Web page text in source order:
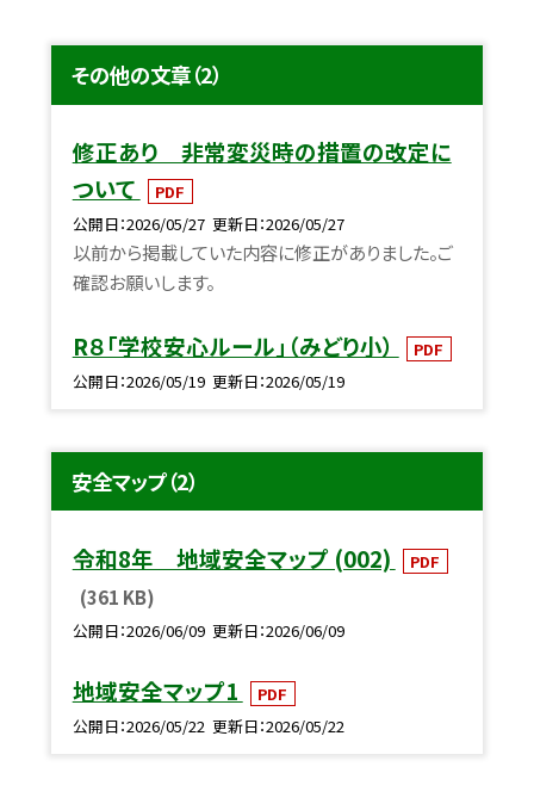
その他の文章（2）
修正あり 非常変災時の措置の改定に
ついて
PDF
公開日 2026/05/27 更新日 2026/05/27
以前から掲載していた内容に修正がありました。ご
確認お願いします。
R８「学校安心ルール」（みどり小）
PDF
公開日 2026/05/19 更新日 2026/05/19
安全マップ（2）
令和8年 地域安全マップ (002) PDF
(361 KB)
公開日 2026/06/09 更新日 2026/06/09
地域安全マップ1
PDF
公開日 2026/05/22 更新日 2026/05/22